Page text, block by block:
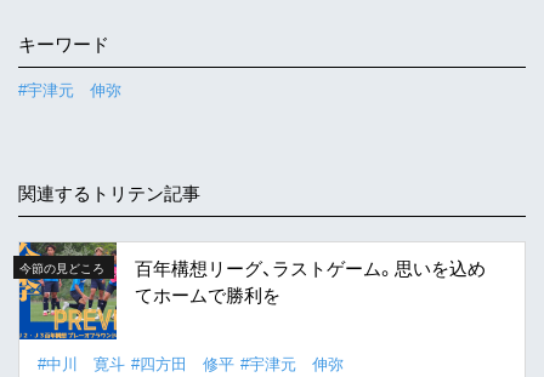
キーワード
#宇津元 伸弥
関連するトリテン記事
今節の見どころ
百年構想リーグ、ラストゲーム。思いを込め
てホームで勝利を
#中川 寛斗 #四方田 修平 #宇津元 伸弥